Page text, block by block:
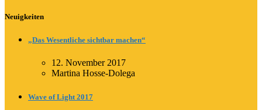
Neuigkeiten
„Das Wesentliche sichtbar machen“
12. November 2017
Martina Hosse-Dolega
Wave of Light 2017